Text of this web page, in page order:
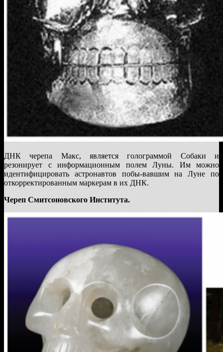
ДНК черепа Макс, является голограммой Собаки и
резонирует с информационным полем Луны. Им можно
идентифицировать астронавтов побы-вавшим на Луне по
откорректированным маркерам в их ДНК.
Череп Смитсоновского Института.